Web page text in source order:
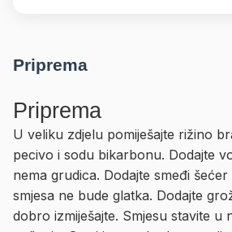
Priprema
Priprema
U veliku zdjelu pomiješajte rižino
pecivo i sodu bikarbonu. Dodajte
nema grudica. Dodajte smeđi šećer
smjesa ne bude glatka. Dodajte
dobro izmiješajte. Smjesu stavite u